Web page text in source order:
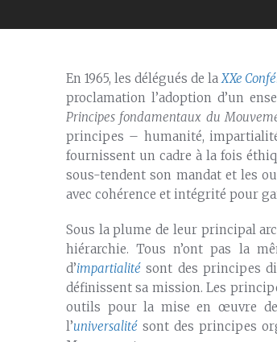
En 1965, les délégués de laXXe
proclamation l’adoption d’un
Principes fondamentaux du
principes – humanité,
fournissent un cadre à la fois
sous-tendent son mandat et les
avec cohérence et intégrité pour
Sous la plume de leur principal
hiérarchie. Tous n’ont pas la
d’impartialité sont des principes
définissent sa mission. Les
outils pour la mise en œuvre
l’universalité sont des principes